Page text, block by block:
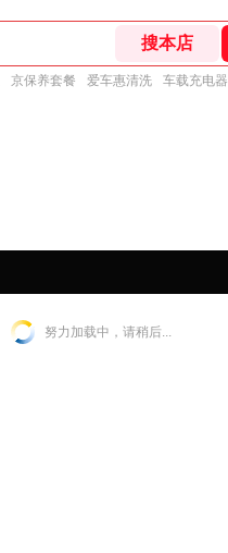
京保养套餐 爱车惠清洗 车载充电器
努力加载中，请稍后...